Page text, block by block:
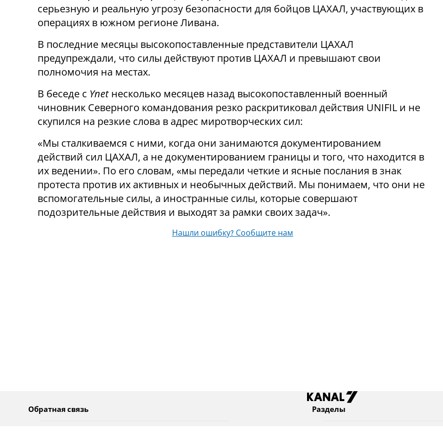
серьезную и реальную угрозу безопасности для бойцов ЦАХАЛ, участвующих в
операциях в южном регионе Ливана.
В последние месяцы высокопоставленные представители ЦАХАЛ
предупреждали, что силы действуют против ЦАХАЛ и превышают свои
полномочия на местах.
В беседе с Ynetнесколько месяцев назад высокопоставленный военный
чиновник Северного командования резко раскритиковал действия UNIFIL и не
скупился на резкие слова в адрес миротворческих сил:
«Мы сталкиваемся с ними, когда они занимаются документированием
действий сил ЦАХАЛ, а не документированием границы и того, что находится в
их ведении». По его словам, «мы передали четкие и ясные послания в знак
протеста против их активных и необычных действий. Мы понимаем, что они не
вспомогательные силы, а иностранные силы, которые совершают
подозрительные действия и выходят за рамки своих задач».
Нашли ошибку? Сообщите нам
Обратная связь Разделы